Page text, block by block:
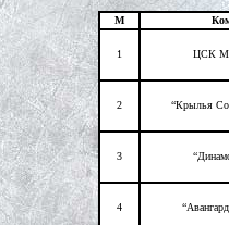
М
1 ЦСК
2 “Крылья
3
4